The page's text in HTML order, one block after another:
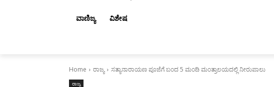
ವಾಣಿಜ್ಯ ವಿಶೇಷ
Home ರಾಜ್ಯ ಸತ್ಯಾನಾರಾಯಣ ಪೂಜೆಗೆ ಬಂದ 5 ಮಂದಿ ಮಂತ್ರಾಲಯದಲ್ಲಿ ನೀರುಪಾಲು
ರಾಜ್ಯ